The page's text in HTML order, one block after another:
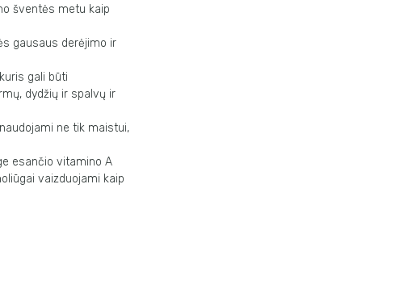
šventės metu kaip
gausaus derėjimo ir
gali būti
dydžių ir spalvų ir
ne tik maistui,
esančio vitamino A
vaizduojami kaip